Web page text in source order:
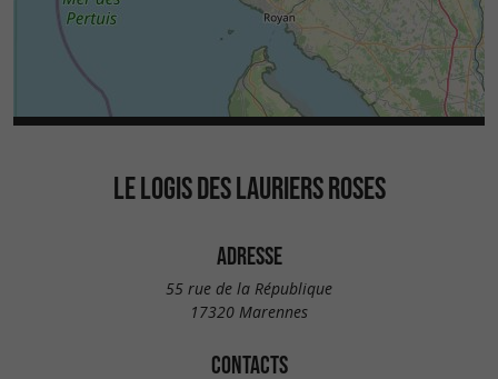
LE LOGIS DES LAURIERS ROSES
ADRESSE
55 rue de la République
17320 Marennes
CONTACTS